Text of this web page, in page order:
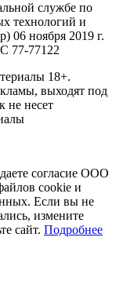
службе по
технологий и
06 ноября 2019 г.
77-77122
18+.
выходят под
не несет
согласие ООО
cookie и
Если вы не
измените
сайт. Подробнее